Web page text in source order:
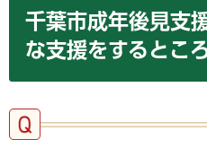
千葉市成年後見支
な支援をするとこ